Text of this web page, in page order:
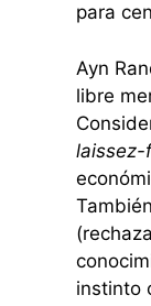
para
Ayn
libre
laissez-
instinto